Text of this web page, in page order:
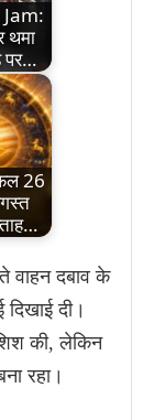
थमा
पर…
26
वाहन दबाव के
दी।
की, लेकिन
रहा।